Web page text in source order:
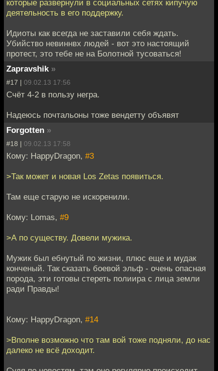
которые развернули в социальных сетях кипучую
деятельность в его поддержку.
Идиоты как всегда не заставили себя ждать.
Убийство невиннвх людей - вот это настоящий
протест, это тебе не на Болотной тусоваться!
Zapravshik »
#17 | 09.02.13 17:56
Счёт 4-2 в пользу негра.
Надеюсь почтальоны тоже вендетту объявят
Forgotten »
#18 | 09.02.13 17:58
Кому: HappyDragon, #3
>Так может и новая Los Zetas появиться.
Там еще старую не искоренили.
Кому: Lomas, #9
>А по существу. Довели мужика.
Мужик был ебнутый по жизни, плюс еще и мудак
конченый. Так сказать боевой эльф - очень опасная
порода, эти готовы стереть полиира с лица земли
ради Правды!
Кому: HappyDragon, #14
>Вполне возможно что там вой тоже подняли, до нас
далеко не всё доходит.